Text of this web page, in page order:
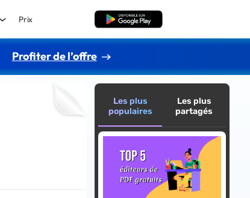
Prix TÉLÉCHARGER
Profiter de l’offre
Les plus
populaires
Les plus
partagés